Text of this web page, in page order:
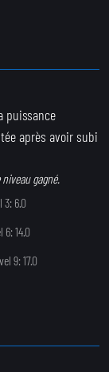
puissance
après avoir subi
gagné.
3: 6.0
6: 14.0
9: 17.0